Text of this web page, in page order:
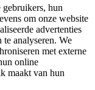
hun
om onze website
advertenties
te analyseren. We
met externe
online
maakt van hun